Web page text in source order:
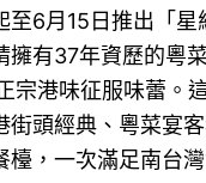
至6月15日推出「星
擁有37年資歷的粵
宗港味征服味蕾。
街頭經典、粵菜宴
檯，一次滿足南台